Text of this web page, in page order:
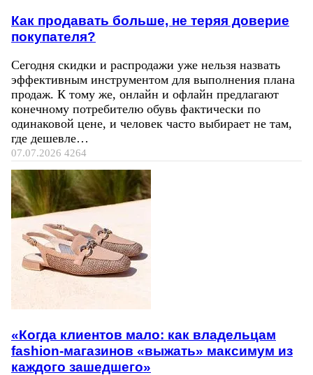
Как продавать больше, не теряя доверие
покупателя?
Сегодня скидки и распродажи уже нельзя назвать
эффективным инструментом для выполнения плана
продаж. К тому же, онлайн и офлайн предлагают
конечному потребителю обувь фактически по
одинаковой цене, и человек часто выбирает не там,
где дешевле…
07.07.2026 4264
«Когда клиентов мало: как владельцам
fashion-магазинов «выжать» максимум из
каждого зашедшего»